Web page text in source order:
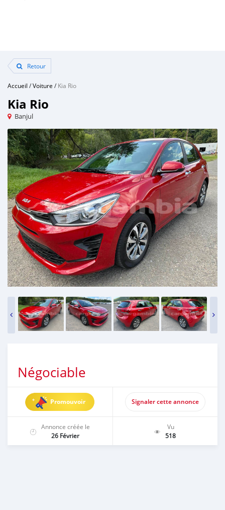
Retour
Accueil /Voiture /Kia Rio
Kia Rio
Banjul
Négociable
Promouvoir Signaler cette annonce
Annonce créée le
26 Février
Vu
518